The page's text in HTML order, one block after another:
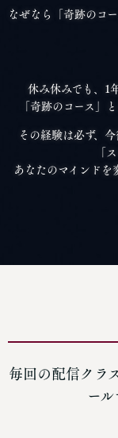
なぜなら「奇跡のコ
休み休みでも、1
「奇跡のコース」
その経験は必ず、
「
あなたのマインドを
毎回の配信クラ
ール